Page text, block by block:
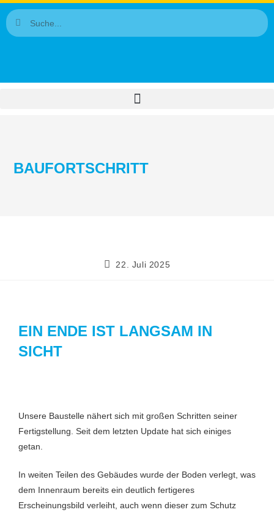
BAUFORTSCHRITT
22. Juli 2025
EIN ENDE IST LANGSAM IN
SICHT
Unsere Baustelle nähert sich mit großen Schritten seiner
Fertigstellung. Seit dem letzten Update hat sich einiges
getan.
In weiten Teilen des Gebäudes wurde der Boden verlegt, was
dem Innenraum bereits ein deutlich fertigeres
Erscheinungsbild verleiht, auch wenn dieser zum Schutz